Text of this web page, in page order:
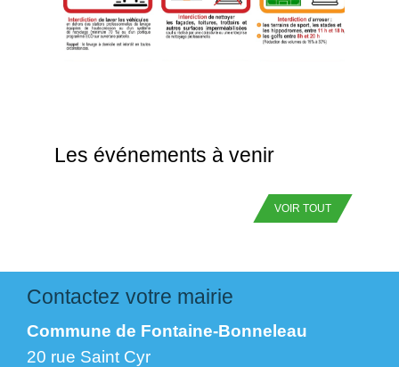
Les événements à venir
VOIR TOUT
Contactez votre mairie
Commune de Fontaine-Bonneleau
20 rue Saint Cyr